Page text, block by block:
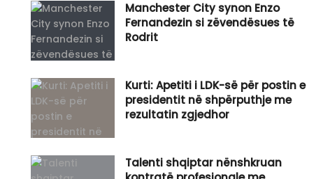
Manchester City synon Enzo
Fernandezin si zëvendësues të
Rodrit
Kurti: Apetiti i LDK-së për postin e
presidentit në shpërputhje me
rezultatin zgjedhor
Talenti shqiptar nënshkruan